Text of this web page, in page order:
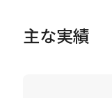
主な実績